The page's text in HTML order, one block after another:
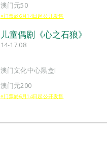
澳门元50
※门票於6月14日起公开发售
儿童偶剧《心之石狼》
14-17.08
澳门文化中心黑盒I
澳门元200
※门票於6月14日起公开发售